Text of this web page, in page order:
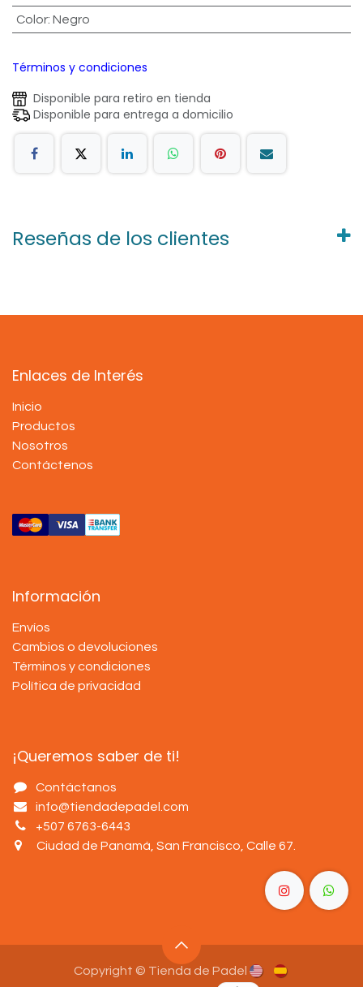
Color: Negro
Términos y condiciones
Disponible para retiro en tienda
Disponible para entrega a domicilio
Reseñas de los clientes
Enlaces de Interés
Inicio
Productos
Nosotros
Contáctenos
Información
Envíos
Cambios o devoluciones
Términos y condiciones
Política de privacidad
¡Queremos saber de ti!
Contáctanos
info@tiendadepadel.com
+507 6763-6443
Ciudad de Panamá, San Francisco, Calle 67
Copyright © Tienda de Padel